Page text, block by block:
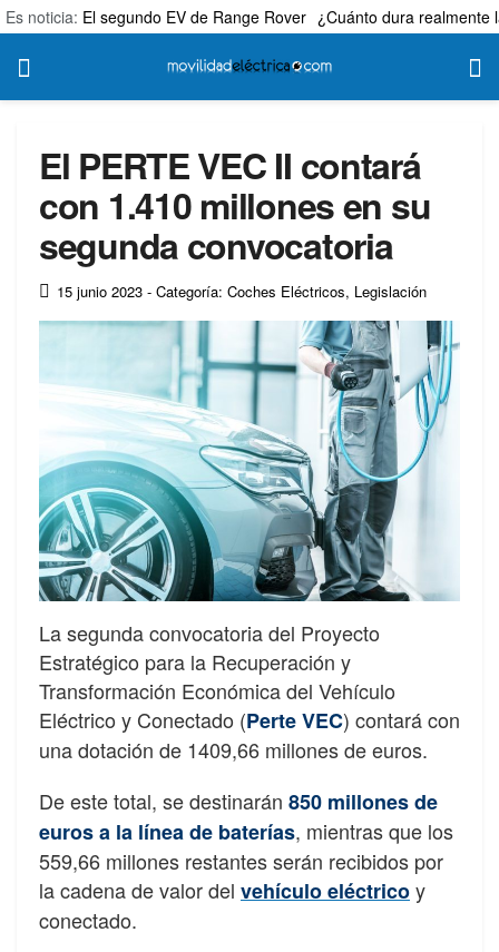
Es noticia: El segundo EV de Range Rover ¿Cuánto dura realmente
El PERTE VEC II contará
con 1.410 millones en su
segunda convocatoria
15 junio 2023 - Categoría: Coches Eléctricos, Legislación
La segunda convocatoria del Proyecto
Estratégico para la Recuperación y
Transformación Económica del Vehículo
Eléctrico y Conectado (Perte VEC) contará con
una dotación de 1409,66 millones de euros.
De este total, se destinarán 850 millones de
euros a la línea de baterías, mientras que los
559,66 millones restantes serán recibidos por
la cadena de valor del vehículo eléctricoy
conectado.